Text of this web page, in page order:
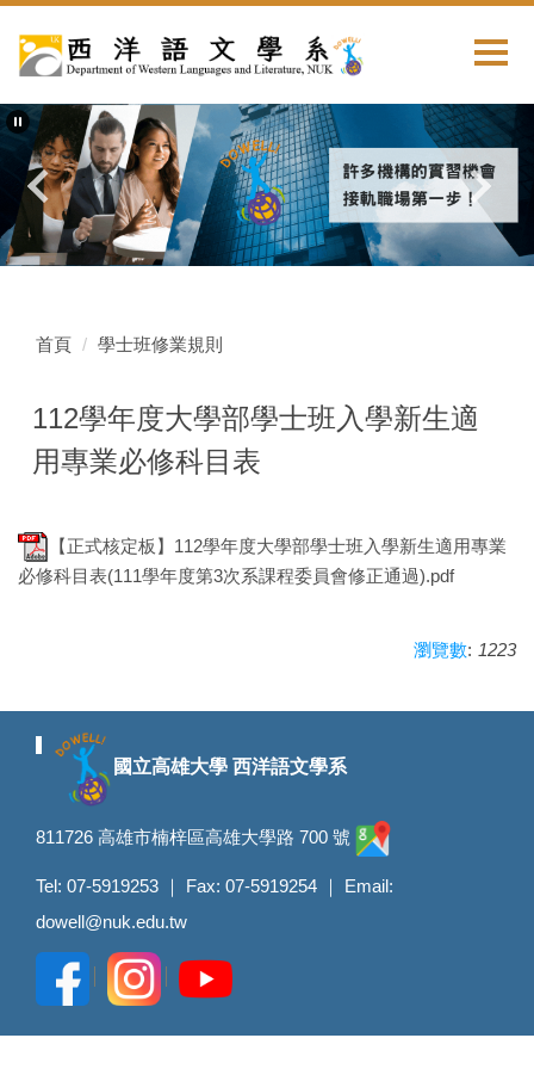
首頁 學士班修業規則
112學年度大學部學士班入學新生適
用專業必修科目表
【正式核定板】112學年度大學部學士班入學新生適用專業
必修科目表(111學年度第3次系課程委員會修正通過).pdf
瀏覽數: 1223
國立高雄大學 西洋語文學系
811726 高雄市楠梓區高雄大學路 700 號
Tel: 07-5919253 ｜ Fax: 07-5919254 ｜ Email:
dowell@nuk.edu.tw